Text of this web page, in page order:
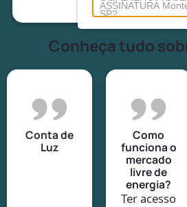
Conheça tudo
Conta de
Luz
Como
funciona o
mercado
livre de
energia?
Ter acesso